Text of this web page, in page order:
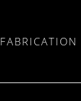
FABRICATION